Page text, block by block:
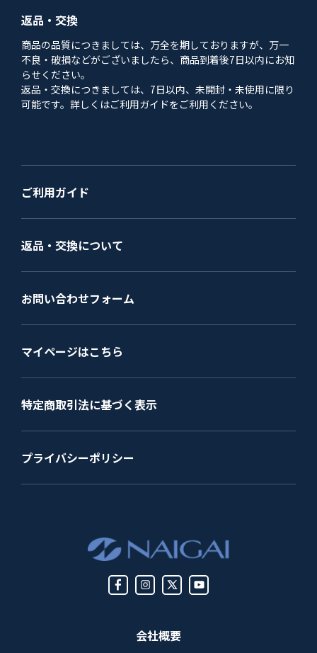
会社概要
返品・交換
商品の品質につきましては、万全を期しておりますが、万一
不良・破損などがございましたら、商品到着後7日以内にお知
らせください。
返品・交換につきましては、7日以内、未開封・未使用に限り
可能です。詳しくはご利用ガイドをご利用ください。
ご利用ガイド
返品・交換について
お問い合わせフォーム
マイページはこちら
特定商取引法に基づく表示
プライバシーポリシー